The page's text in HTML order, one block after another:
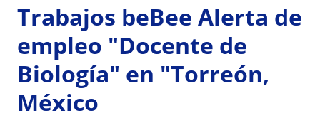
Trabajos beBee Alerta de
empleo "Docente de
Biología" en "Torreón,
México